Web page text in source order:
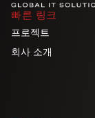
빠른 링크
프로젝트
회사 소개